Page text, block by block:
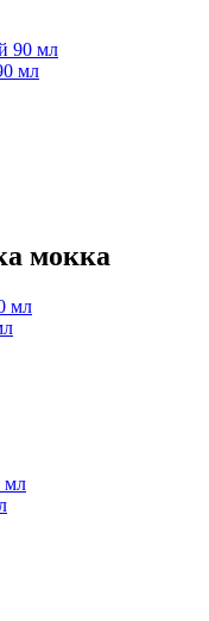
мл
мокка